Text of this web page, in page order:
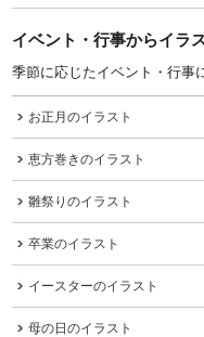
イベント・行事からイラ
季節に応じたイベント・行事
お正月のイラスト
恵方巻きのイラスト
雛祭りのイラスト
卒業のイラスト
イースターのイラスト
母の日のイラスト